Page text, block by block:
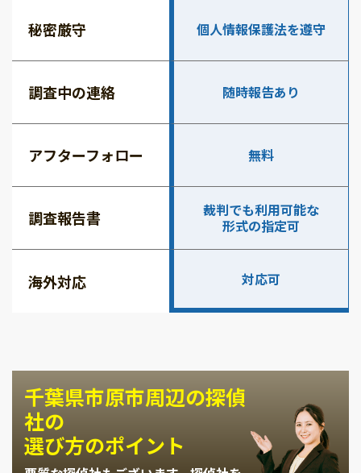
秘密厳守 個人情報保護法を遵守
調査中の連絡 随時報告あり
アフターフォロー 無料
調査報告書
裁判でも利用可能な
形式の指定可
海外対応 対応可
千葉県市原市周辺の探偵
社の
選び方のポイント